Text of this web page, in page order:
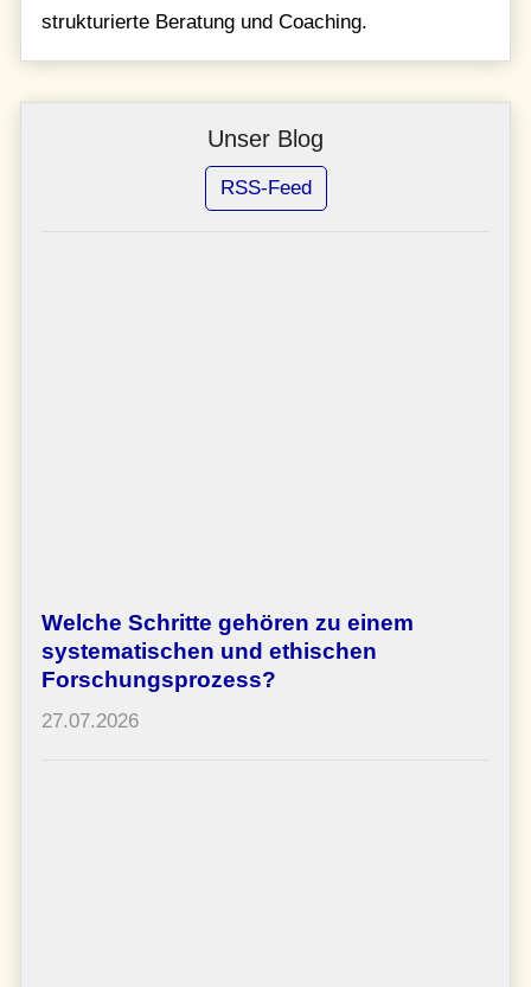
strukturierte Beratung und Coaching.
Unser Blog
RSS-Feed
Welche Schritte gehören zu einem
systematischen und ethischen
Forschungsprozess?
27.07.2026